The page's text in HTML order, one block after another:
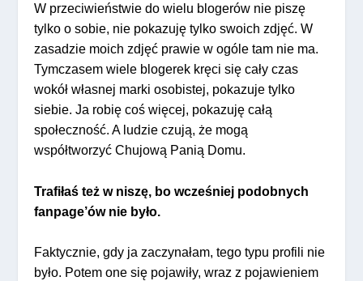
W przeciwieństwie do wielu blogerów nie piszę
tylko o sobie, nie pokazuję tylko swoich zdjęć. W
zasadzie moich zdjęć prawie w ogóle tam nie ma.
Tymczasem wiele blogerek kręci się cały czas
wokół własnej marki osobistej, pokazuje tylko
siebie. Ja robię coś więcej, pokazuję całą
społeczność. A ludzie czują, że mogą
współtworzyć Chujową Panią Domu.
Trafiłaś też w niszę, bo wcześniej podobnych
fanpage’ów nie było.
Faktycznie, gdy ja zaczynałam, tego typu profili nie
było. Potem one się pojawiły, wraz z pojawieniem